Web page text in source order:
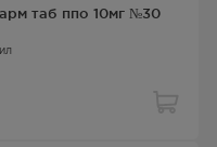
таб ппо 10мг №30